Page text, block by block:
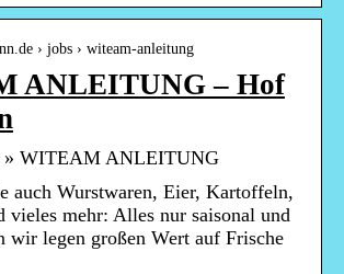
› jobs › witeam-anleitung
ANLEITUNG – Hof
» WITEAM ANLEITUNG
auch Wurstwaren, Eier, Kartoffeln,
vieles mehr: Alles nur saisonal und
wir legen großen Wert auf Frische